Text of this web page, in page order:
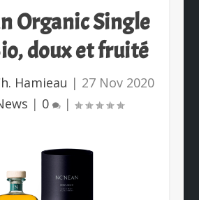
Organic Single
doux et fruité
Hamieau | 27 Nov 2020
| 0 |